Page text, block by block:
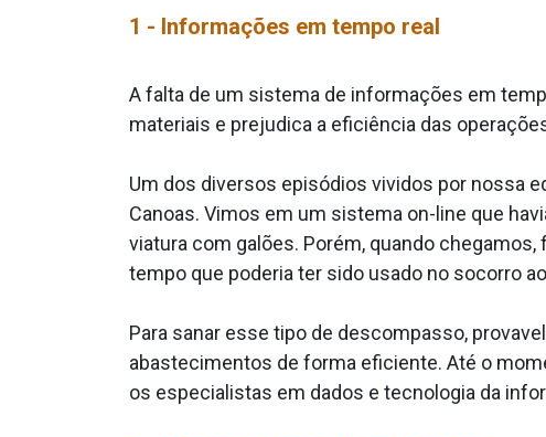
1 - Informações em tempo real
A falta de um sistema de informações em
materiais e prejudica a eficiência das
Um dos diversos episódios vividos por nossa
Canoas. Vimos em um sistema on-line que
viatura com galões. Porém, quando
tempo que poderia ter sido usado no socorro
Para sanar esse tipo de descompasso,
abastecimentos de forma eficiente. Até o
os especialistas em dados e tecnologia da